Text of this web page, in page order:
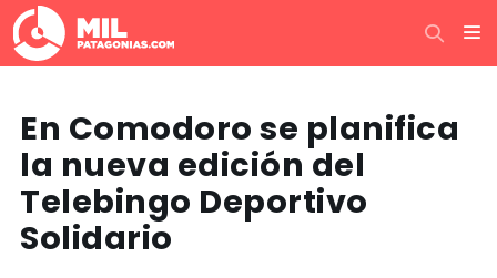
En Comodoro se planifica
la nueva edición del
Telebingo Deportivo
Solidario